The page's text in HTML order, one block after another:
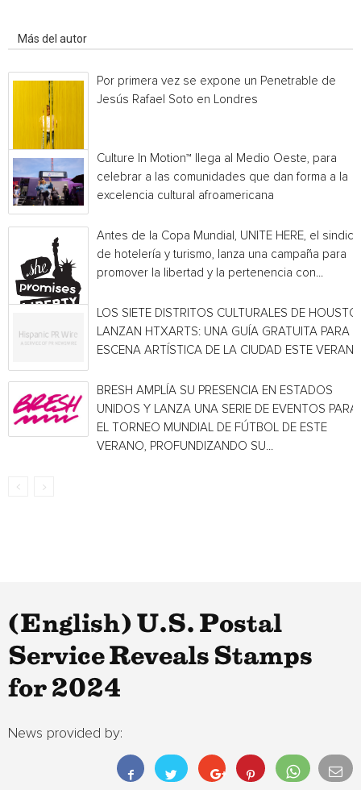
Más del autor
Por primera vez se expone un Penetrable de
Jesús Rafael Soto en Londres
Culture In Motion™ llega al Medio Oeste, para
celebrar a las comunidades que dan forma a la
excelencia cultural afroamericana
Antes de la Copa Mundial, UNITE HERE, el
de hotelería y turismo, lanza una campaña para
promover la libertad y la pertenencia con...
LOS SIETE DISTRITOS CULTURALES DE
LANZAN HTXARTS: UNA GUÍA GRATUITA PARA
ESCENA ARTÍSTICA DE LA CIUDAD ESTE
BRESH AMPLÍA SU PRESENCIA EN ESTADOS
UNIDOS Y LANZA UNA SERIE DE EVENTOS PARA
EL TORNEO MUNDIAL DE FÚTBOL DE ESTE
VERANO, PROFUNDIZANDO SU...
(English) U.S. Postal
Service Reveals Stamps
for 2024
News provided by: